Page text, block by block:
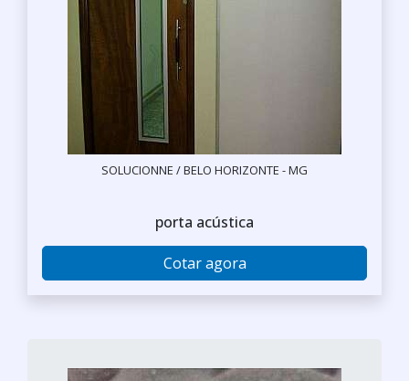
SOLUCIONNE / BELO HORIZONTE - MG
porta acústica
Cotar agora